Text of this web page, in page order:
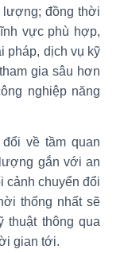
lượng; đồng thời
vực phù hợp,
pháp, dịch vụ kỹ
gia sâu hơn
nghiệp năng
về tầm quan
gắn với an
cảnh chuyển đổi
thống nhất sẽ
thuật thông qua
gian tới.